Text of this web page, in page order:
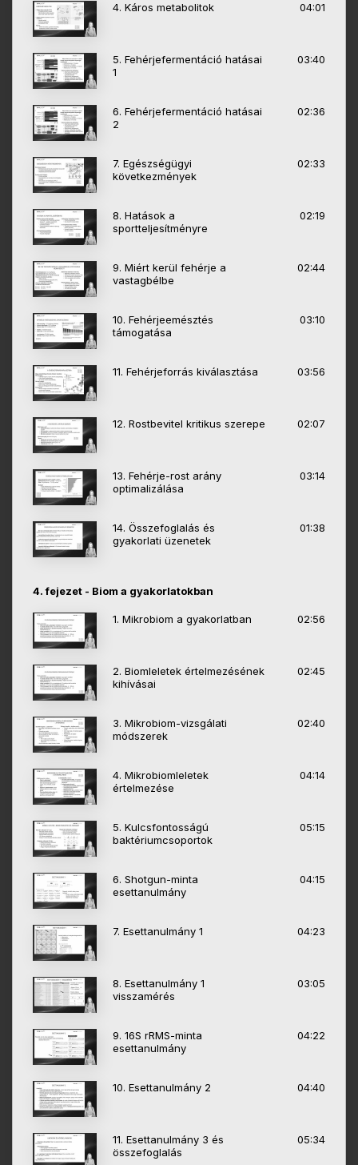
4. Káros metabolitok 04:01
5. Fehérjefermentáció hatásai
1
03:40
6. Fehérjefermentáció hatásai
2
02:36
7. Egészségügyi
következmények
02:33
8. Hatások a
sportteljesítményre
02:19
9. Miért kerül fehérje a
vastagbélbe
02:44
10. Fehérjeemésztés
támogatása
03:10
11. Fehérjeforrás kiválasztása 03:56
12. Rostbevitel kritikus szerepe 02:07
13. Fehérje-rost arány
optimalizálása
03:14
14. Összefoglalás és
gyakorlati üzenetek
01:38
4. fejezet - Biom a gyakorlatokban
1. Mikrobiom a gyakorlatban 02:56
2. Biomleletek értelmezésének
kihívásai
02:45
3. Mikrobiom-vizsgálati
módszerek
02:40
4. Mikrobiomleletek
értelmezése
04:14
5. Kulcsfontosságú
baktériumcsoportok
05:15
6. Shotgun-minta
esettanulmány
04:15
7. Esettanulmány 1 04:23
8. Esettanulmány 1
visszamérés
03:05
9. 16S rRMS-minta
esettanulmány
04:22
10. Esettanulmány 2 04:40
11. Esettanulmány 3 és
összefoglalás
05:34